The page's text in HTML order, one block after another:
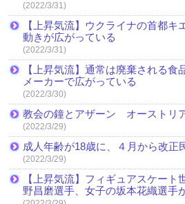
(2022/3/31)
【上昇気流】ウクライナの首都キ
動きが広がっている
(2022/3/31)
【上昇気流】通常は廃棄される食
メーカーで広がっている
(2022/3/30)
教会の鐘とアザーン オーストリ
(2022/3/29)
成人年齢が18歳に、４月から改正
(2022/3/29)
【上昇気流】フィギュアスケー
野昌磨選手、女子の坂本花織選手